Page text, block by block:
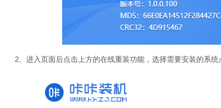
2、进入页面后点击上方的在线重装功能，选择需要安装的系统